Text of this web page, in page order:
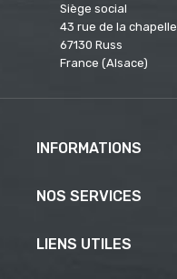
Siège social
43 rue de la chapelle
67130 Russ
France (Alsace)
INFORMATIONS
NOS SERVICES
LIENS UTILES